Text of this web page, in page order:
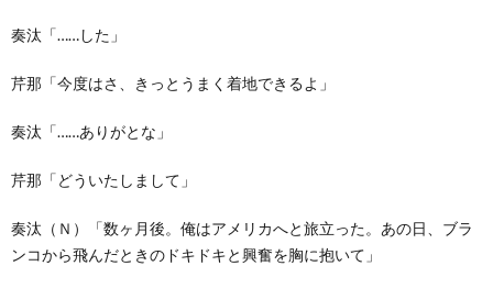
奏汰「……した」
芹那「今度はさ、きっとうまく着地できるよ」
奏汰「……ありがとな」
芹那「どういたしまして」
奏汰（Ｎ）「数ヶ月後。俺はアメリカへと旅立った。あの日、ブラ
ンコから飛んだときのドキドキと興奮を胸に抱いて」